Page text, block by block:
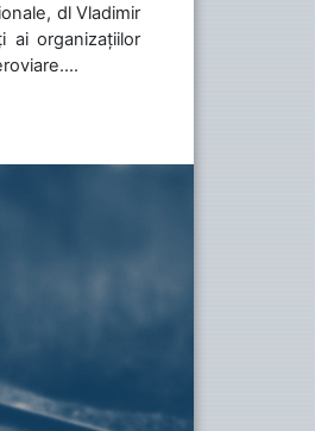
dl Vladimir
ai organizațiilor